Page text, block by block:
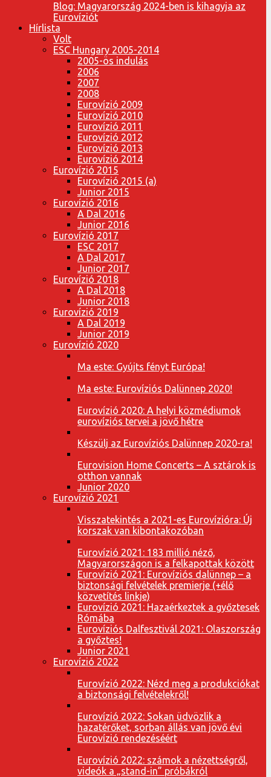
Blog: Magyarország 2024-ben is kihagyja az
Eurovíziót
Hírlista
Volt
ESC Hungary 2005-2014
2005-ös indulás
2006
2007
2008
Eurovízió 2009
Eurovízió 2010
Eurovízió 2011
Eurovízió 2012
Eurovízió 2013
Eurovízió 2014
Eurovízió 2015
Eurovízió 2015 (a)
Junior 2015
Eurovízió 2016
A Dal 2016
Junior 2016
Eurovízió 2017
ESC 2017
A Dal 2017
Junior 2017
Eurovízió 2018
A Dal 2018
Junior 2018
Eurovízió 2019
A Dal 2019
Junior 2019
Eurovízió 2020
Ma este: Gyújts fényt Európa!
Ma este: Eurovíziós Dalünnep 2020!
Eurovízió 2020: A helyi közmédiumok
eurovíziós tervei a jövő hétre
Készülj az Eurovíziós Dalünnep 2020-ra!
Eurovision Home Concerts – A sztárok is
otthon vannak
Junior 2020
Eurovízió 2021
Visszatekintés a 2021-es Eurovízióra: Új
korszak van kibontakozóban
Eurovízió 2021: 183 millió néző,
Magyarországon is a felkapottak között
Eurovízió 2021: Eurovíziós dalünnep – a
biztonsági felvételek premierje (+élő
közvetítés linkje)
Eurovízió 2021: Hazaérkeztek a győztesek
Rómába
Eurovíziós Dalfesztivál 2021: Olaszország
a győztes!
Junior 2021
Eurovízió 2022
Eurovízió 2022: Nézd meg a produkciókat
a biztonsági felvételekről!
Eurovízió 2022: Sokan üdvözlik a
hazatérőket, sorban állás van jövő évi
Eurovízió rendezéséért
Eurovízió 2022: számok a nézettségről,
videók a „stand-in” próbákról